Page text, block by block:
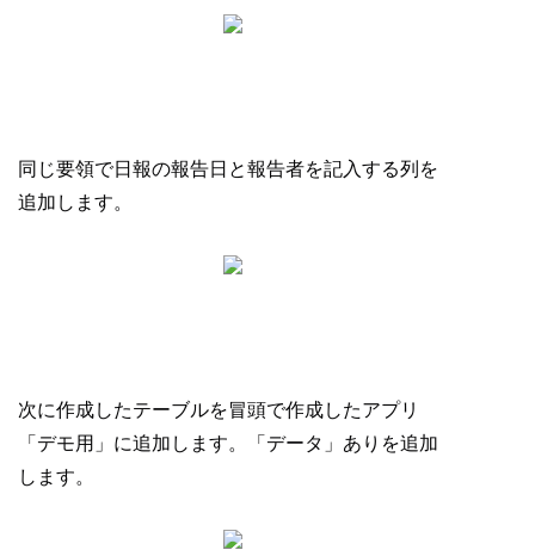
同じ要領で日報の報告日と報告者を記入する列を
追加します。
次に作成したテーブルを冒頭で作成したアプリ
「デモ用」に追加します。「データ」ありを追加
します。